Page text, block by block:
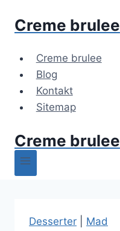
Creme brulee
Creme brulee
Blog
Kontakt
Sitemap
Creme brulee
Desserter Mad